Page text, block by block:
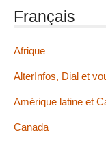
Français
Afrique
AlterInfos, Dial et
Amérique latine et
Canada